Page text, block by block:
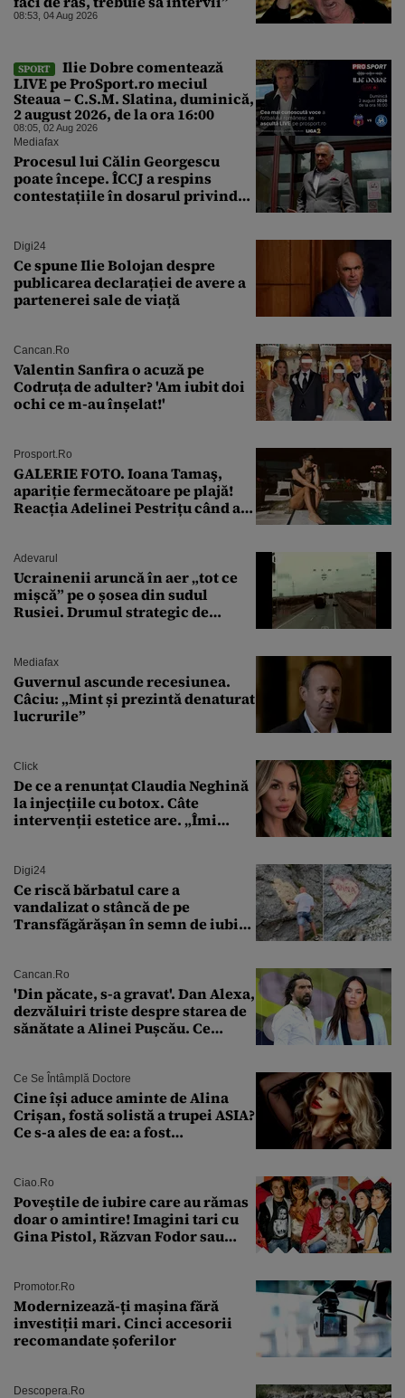
08:53, 04 Aug 2026
SPORT
Ilie Dobre comentează
LIVE pe ProSport.ro meciul
Steaua – C.S.M. Slatina, duminică,
2 august 2026, de la ora 16:00
08:05, 02 Aug 2026
Mediafax
Procesul lui Călin Georgescu
poate începe. ÎCCJ a respins
contestațiile în dosarul privind
Digi24
Ce spune Ilie Bolojan despre
publicarea declarației de avere a
partenerei sale de viață
Cancan.ro
Valentin Sanfira o acuză pe
Codruța de adulter? 'Am iubit doi
ochi ce m-au înșelat!'
Prosport.ro
GALERIE FOTO. Ioana Tamaş,
apariție fermecătoare pe plajă!
Reacția Adelinei Pestrițu când a
Adevarul
Ucrainenii aruncă în aer „tot ce
mișcă” pe o șosea din sudul
Rusiei. Drumul strategic de
Mediafax
Guvernul ascunde recesiunea.
Câciu: „Mint și prezintă denaturat
lucrurile”
Click
De ce a renunțat Claudia Neghină
la injecțiile cu botox. Câte
intervenții estetice are. „Îmi
Digi24
Ce riscă bărbatul care a
vandalizat o stâncă de pe
Transfăgărășan în semn de iubire
Cancan.ro
'Din păcate, s-a gravat'. Dan Alexa,
dezvăluiri triste despre starea de
sănătate a Alinei Pușcău. Ce
Ce Se Întâmplă Doctore
Cine își aduce aminte de Alina
Crișan, fostă solistă a trupei ASIA?
Ce s-a ales de ea: a fost
Ciao.ro
Poveştile de iubire care au rămas
doar o amintire! Imagini tari cu
Gina Pistol, Răzvan Fodor sau
Promotor.ro
Modernizează-ți mașina fără
investiții mari. Cinci accesorii
recomandate șoferilor
Descopera.ro